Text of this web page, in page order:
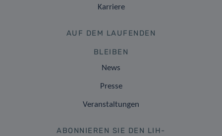
Karriere
AUF DEM LAUFENDEN
BLEIBEN
News
Presse
Veranstaltungen
ABONNIEREN SIE DEN LIH-